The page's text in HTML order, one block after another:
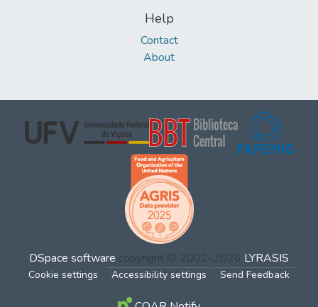
Help
Contact
About
DSpace software copyright © 2002-2026 LYRASIS
Cookie settings Accessibility settings Send Feedback